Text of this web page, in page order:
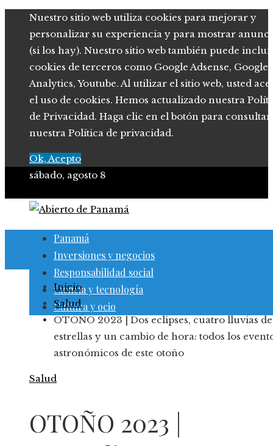
Nuestro sitio web utiliza cookies para mejorar y
personalizar su experiencia y para mostrar
(si los hay). Nuestro sitio web también puede
cookies de terceros como Google Adsense, Google
Analytics, Youtube. Al utilizar el sitio web, usted
el uso de cookies. Hemos actualizado nuestra
de Privacidad. Haga clic en el botón para consultar
nuestra Política de privacidad.
Ok, Acepto
sábado, agosto 8
Panamá
Inversiones y negocios
Responsabilidad social
Ciencia y tecnología
Cultura y ocio
Inicio
Salud
OTOÑO 2023 | Dos eclipses, cuatro lluvias de
estrellas y un cambio de hora: todos los
astronómicos de este otoño
Salud
OTOÑO 2023 |